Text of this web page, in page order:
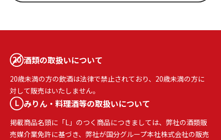
酒類の取扱いについて
20歳未満の方の飲酒は法律で禁止されており、20歳未満の方に
対して販売はいたしません。
みりん・料理酒等の取扱いについて
掲載商品名頭に「L」のつく商品につきましては、弊社の酒類販
売媒介業免許に基づき、弊社が国分グループ本社株式会社の販売